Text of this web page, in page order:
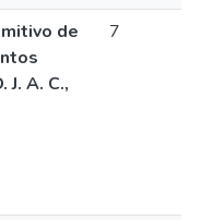
de
A. C.,
7